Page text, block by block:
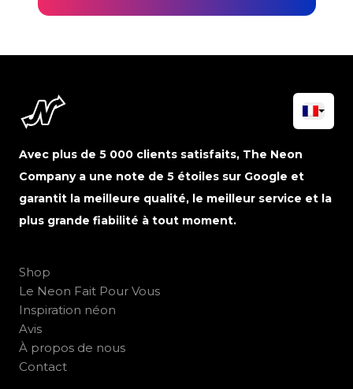
Avec plus de 5 000 clients satisfaits, The Neon
Company a une note de 5 étoiles sur Google et
garantit la meilleure qualité, le meilleur service et la
plus grande fiabilité à tout moment.
Shop
Le Neon Fait Pour Vous
Inspiration néon
Avis
À propos de nous
Contact